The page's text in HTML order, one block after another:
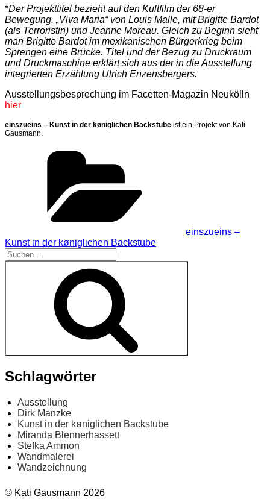
*Der Projekttitel bezieht auf den Kultfilm der 68-er
Bewegung. „Viva Maria“ von Louis Malle, mit Brigitte Bardot
(als Terroristin) und Jeanne Moreau. Gleich zu Beginn sieht
man Brigitte Bardot im mexikanischen Bürgerkrieg beim
Sprengen eine Brücke. Titel und der Bezug zu Druckraum
und Druckmaschine erklärt sich aus der in die Ausstellung
integrierten Erzählung Ulrich Enzensbergers.
Ausstellungsbesprechung im Facetten-Magazin Neukölln
hier
einszueins – Kunst in der køniglichen Backstube ist ein Projekt von Kati
Gausmann.
einszueins –
Kunst in der køniglichen Backstube
Suchen
nach:
Schlagwörter
Ausstellung
Dirk Manzke
Kunst in der køniglichen Backstube
Miranda Blennerhassett
Stefka Ammon
Wandmalerei
Wandzeichnung
© Kati Gausmann 2026